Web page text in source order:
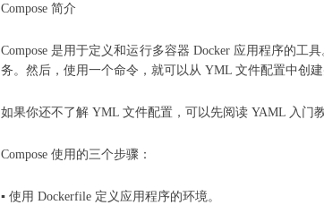
Compose 简介
Compose 是用于定义和运行多容器 Docker 应用程序的工
务。然后，使用一个命令，就可以从 YML 文件配置中创建
如果你还不了解 YML 文件配置，可以先阅读 YAML 入门教
Compose 使用的三个步骤：
▪ 使用 Dockerfile 定义应用程序的环境。